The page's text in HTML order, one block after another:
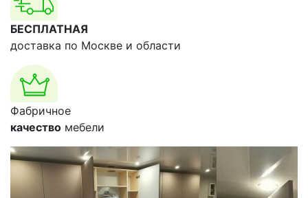
БЕСПЛАТНАЯ
доставка по Москве и области
Фабричное
качество мебели